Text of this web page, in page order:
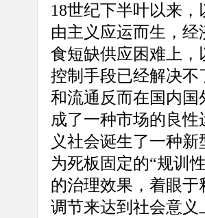
18世纪下半叶以来
由主义应运而生，
食短缺供应困难上
控制手段已经解决
和流通反而在国内
成了一种市场的良
义社会诞生了一种
为死板固定的“规训
的治理效果，着眼
调节来达到社会意义